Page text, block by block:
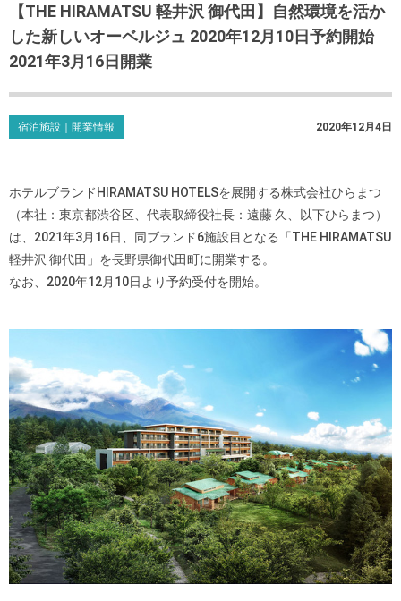
【THE HIRAMATSU 軽井沢 御代田】自然環境を活か
した新しいオーベルジュ 2020年12月10日予約開始
2021年3月16日開業
宿泊施設｜開業情報 2020年12月4日
ホテルブランドHIRAMATSU HOTELSを展開する株式会社ひらまつ
（本社：東京都渋谷区、代表取締役社長：遠藤 久、以下ひらまつ）
は、2021年3月16日、同ブランド6施設目となる「THE HIRAMATSU
軽井沢 御代田」を長野県御代田町に開業する。
なお、2020年12月10日より予約受付を開始。